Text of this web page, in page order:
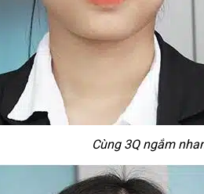
Cùng 3Q ngắm